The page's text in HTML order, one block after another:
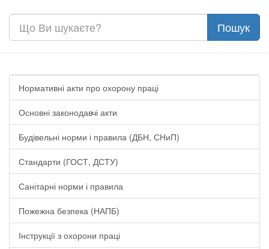
Нормативні акти про охорону праці
Основні законодавчі акти
Будівельні норми і правила (ДБН, СНиП)
Стандарти (ГОСТ, ДСТУ)
Санітарні норми і правила
Пожежна безпека (НАПБ)
Інструкції з охорони праці